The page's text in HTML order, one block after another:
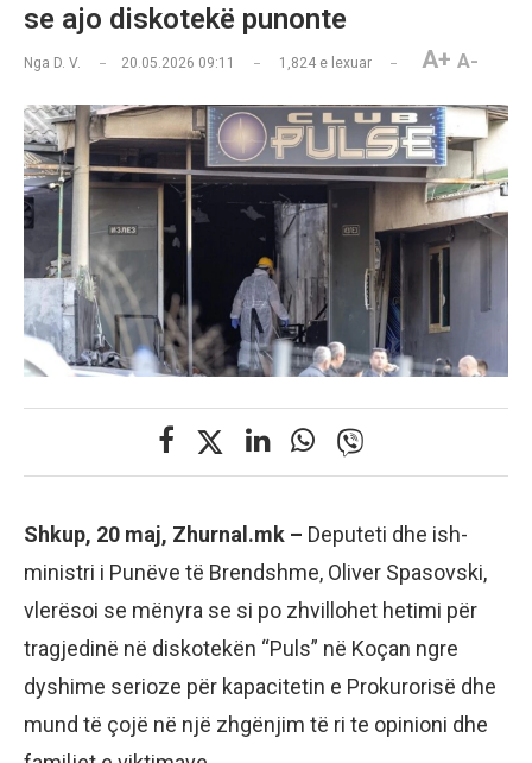
se ajo diskotekë punonte
Nga D. V. 20.05.2026 09:11 1,824 e lexuar A+ A-
Shkup, 20 maj, Zhurnal.mk – Deputeti dhe ish-
ministri i Punëve të Brendshme, Oliver Spasovski,
vlerësoi se mënyra se si po zhvillohet hetimi për
tragjedinë në diskotekën “Puls” në Koçan ngre
dyshime serioze për kapacitetin e Prokurorisë dhe
mund të çojë në një zhgënjim të ri te opinioni dhe